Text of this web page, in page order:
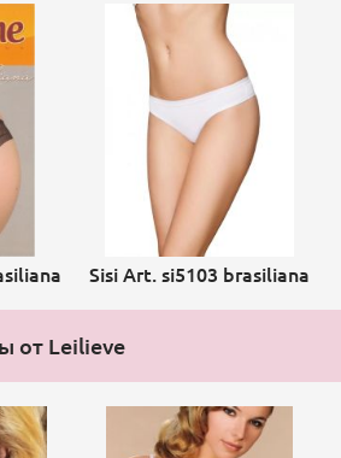
Sisi Art. si5103 brasiliana
от Leilieve